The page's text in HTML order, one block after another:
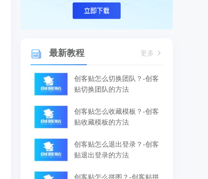
最新教程 更多
创客贴怎么切换团队？-创客
贴切换团队的方法
创客贴怎么收藏模板？-创客
贴收藏模板的方法
创客贴怎么退出登录？-创客
贴退出登录的方法
创客贴怎么拼图？-创客贴拼